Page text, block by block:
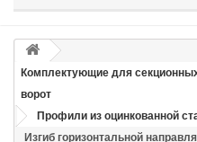
Комплектующие для
ворот
Профили из оцинкованной
Изгиб горизонтальной
Способ доставки
Время доставки: стоимость
оплачивается при получении